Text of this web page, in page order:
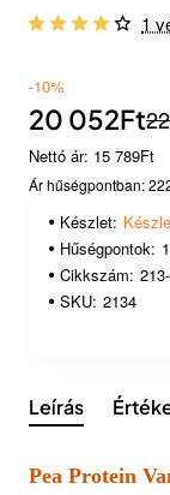
Készlethiány 1
-10%
20 052Ft
Nettó ár: 15 789Ft
Ár hűségpontban:
Készlet:
Hűségpontok:
Cikkszám:
SKU: 2134
Leírás
Pea Protein